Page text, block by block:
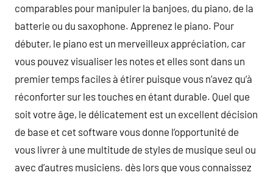
comparables pour manipuler la banjoes, du piano, de la
batterie ou du saxophone. Apprenez le piano. Pour
débuter, le piano est un merveilleux appréciation, car
vous pouvez visualiser les notes et elles sont dans un
premier temps faciles à étirer puisque vous n’avez qu’à
réconforter sur les touches en étant durable. Quel que
soit votre âge, le délicatement est un excellent décision
de base et cet software vous donne l’opportunité de
vous livrer à une multitude de styles de musique seul ou
avec d’autres musiciens. dès lors que vous connaissez